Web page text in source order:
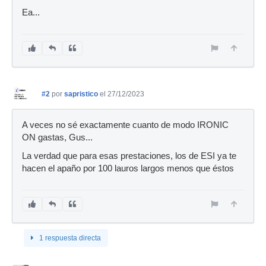
Ea...
#2 por sapristico el 27/12/2023
A veces no sé exactamente cuanto de modo IRONIC
ON gastas, Gus...
La verdad que para esas prestaciones, los de ESI ya te
hacen el apaño por 100 lauros largos menos que éstos
1 respuesta directa